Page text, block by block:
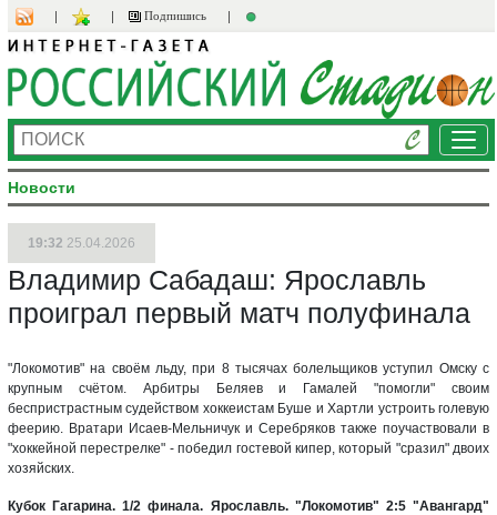
Подпишись
Новости
19:32 25.04.2026
Владимир Сабадаш: Ярославль
проиграл первый матч полуфинала
"Локомотив" на своём льду, при 8 тысячах болельщиков уступил Омску с
крупным счётом. Арбитры Беляев и Гамалей "помогли" своим
беспристрастным судейством хоккеистам Буше и Хартли устроить голевую
феерию. Вратари Исаев-Мельничук и Серебряков также поучаствовали в
"хоккейной перестрелке" - победил гостевой кипер, который "сразил" двоих
хозяйских.
Кубок Гагарина. 1/2 финала. Ярославль. "Локомотив" 2:5 "Авангард"